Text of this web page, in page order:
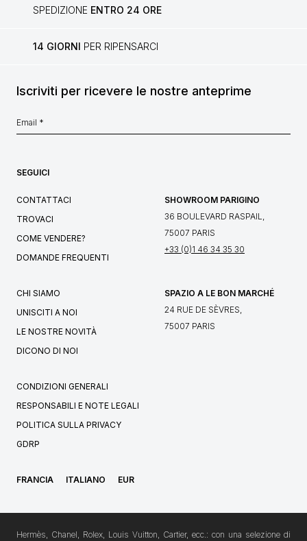
SPEDIZIONE ENTRO 24 ORE
14 GIORNI PER RIPENSARCI
Iscriviti per ricevere le nostre anteprime
SEGUICI
CONTATTACI
TROVACI
COME VENDERE?
DOMANDE FREQUENTI
SHOWROOM PARIGINO
36 BOULEVARD RASPAIL,
75007 PARIS
+33 (0)1 46 34 35 30
CHI SIAMO
UNISCITI A NOI
LE NOSTRE NOVITÀ
DICONO DI NOI
SPAZIO A LE BON MARCHÉ
24 RUE DE SÈVRES,
75007 PARIS
CONDIZIONI GENERALI
RESPONSABILI E NOTE LEGALI
POLITICA SULLA PRIVACY
GDRP
FRANCIA ITALIANO EUR
Hermès, Chanel, Rolex, Louis Vuitton, Cartier, ecc.: con una selezione di